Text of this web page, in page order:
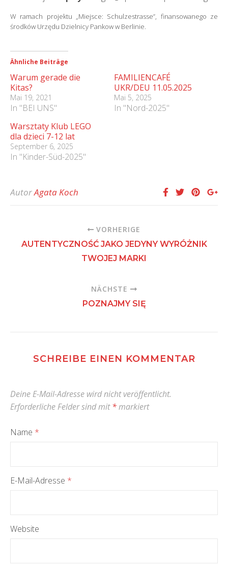
W ramach projektu „Miejsce: Schulzestrasse”, finansowanego ze
środków Urzędu Dzielnicy Pankow w Berlinie.
Ähnliche Beiträge
Warum gerade die
Kitas?
Mai 19, 2021
In "BEI UNS"
FAMILIENCAFÉ
UKR/DEU 11.05.2025
Mai 5, 2025
In "Nord-2025"
Warsztaty Klub LEGO
dla dzieci 7-12 lat
September 6, 2025
In "Kinder-Süd-2025"
AutorAgata Koch
VORHERIGE
AUTENTYCZNOŚĆ JAKO JEDYNY WYRÓŻNIK
TWOJEJ MARKI
NÄCHSTE
POZNAJMY SIĘ
SCHREIBE EINEN KOMMENTAR
Deine E-Mail-Adresse wird nicht veröffentlicht.
Erforderliche Felder sind mit*markiert
Name *
E-Mail-Adresse *
Website